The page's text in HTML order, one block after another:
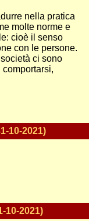
nella pratica
molte norme e
cioè il senso
con le persone.
ci sono
10-2021)
10-2021)